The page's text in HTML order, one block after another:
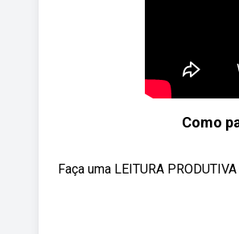
Como
Faça uma LEITURA